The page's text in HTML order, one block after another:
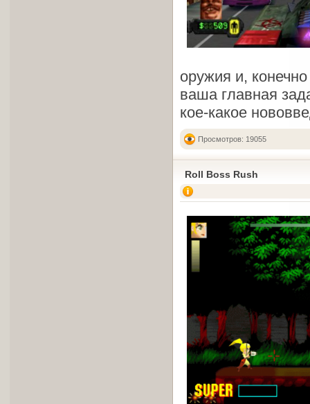
оружия и,
ваша главная
кое-какое
Просмотров: 19055
Roll Boss Rush